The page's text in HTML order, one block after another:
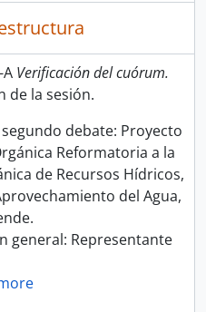
A Verificación del cuórum.
de la sesión.
debate: Proyecto
Reformatoria a la
de Recursos Hídricos,
del Agua,
general: Representante